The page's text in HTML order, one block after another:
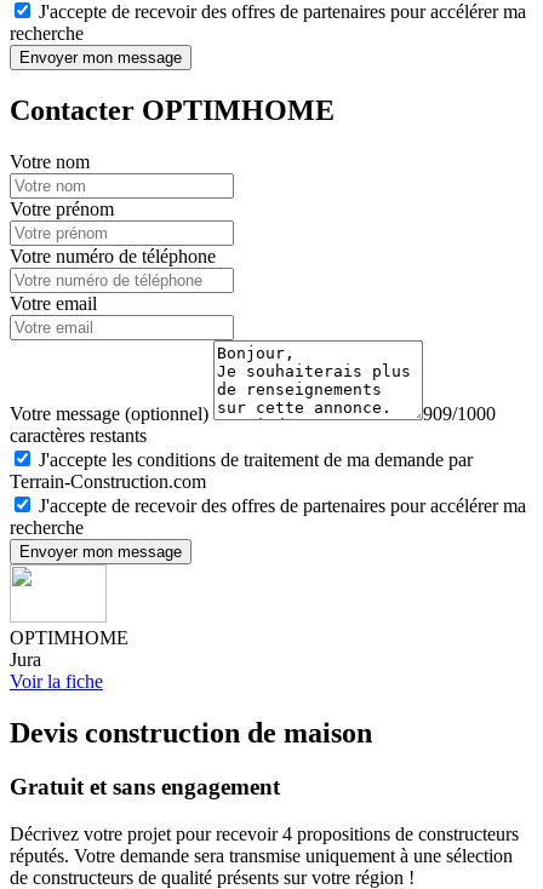
J'accepte de recevoir des offres de partenaires pour accélérer ma
recherche
Envoyer mon message
Contacter OPTIMHOME
Votre nom
Votre prénom
Votre numéro de téléphone
Votre email
Votre message (optionnel)
909/1000
caractères restants
J'accepte les conditions de traitement de ma demande par
Terrain-Construction.com
J'accepte de recevoir des offres de partenaires pour accélérer ma
recherche
Envoyer mon message
OPTIMHOME
Jura
Voir la fiche
Devis construction de maison
Gratuit et sans engagement
Décrivez votre projet pour recevoir 4 propositions de constructeurs
réputés. Votre demande sera transmise uniquement à une sélection
de constructeurs de qualité présents sur votre région !